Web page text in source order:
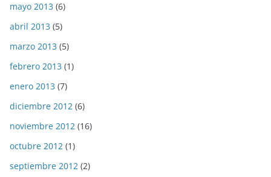
mayo 2013 (6)
abril 2013 (5)
marzo 2013 (5)
febrero 2013 (1)
enero 2013 (7)
diciembre 2012 (6)
noviembre 2012 (16)
octubre 2012 (1)
septiembre 2012 (2)